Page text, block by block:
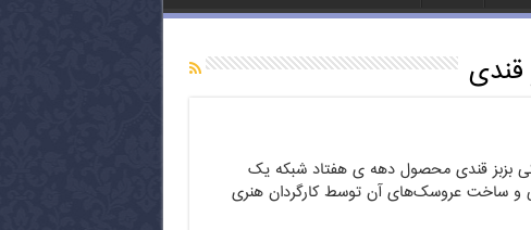
قندی
بزبز قندی محصول دهه ی هفتاد شبکه یک
ساخت عروسک‌های آن توسط کارگردان هنری